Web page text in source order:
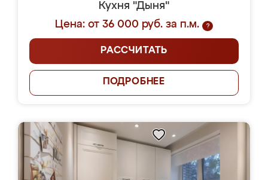
Кухня "Дыня"
Цена: от 36 000 руб. за п.м.
?
РАССЧИТАТЬ
ПОДРОБНЕЕ